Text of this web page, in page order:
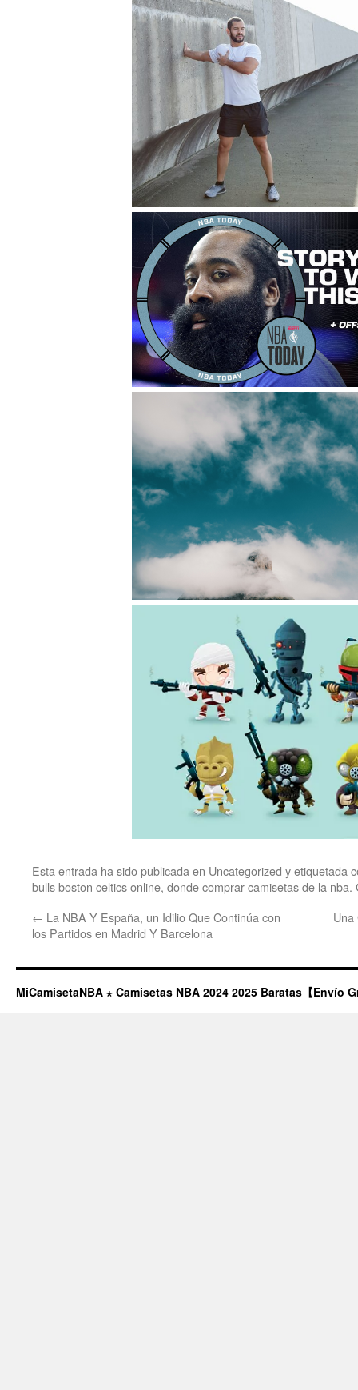
Esta entrada ha sido publicada en Uncategorized y etiquetada
bulls boston celtics online, donde comprar camisetas de la nba.
← La NBA Y España, un Idilio Que Continúa con
los Partidos en Madrid Y Barcelona
MiCamisetaNBA ⋆ Camisetas NBA 2024 2025 Baratas【Envío